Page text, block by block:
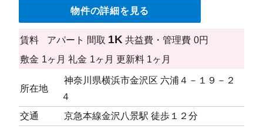
物件の詳細を見る
賃料 アパート 間取 1K 共益費・管理費 0円
敷金 1ヶ月 礼金 1ヶ月 更新料 1ヶ月
所在地
神奈川県横浜市金沢区 六浦４－１９－２
４
交通
京急本線金沢八景駅 徒歩１２分